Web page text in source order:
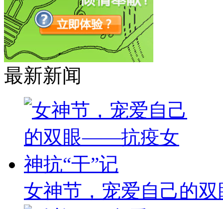
最新新闻
女神节，宠爱自己的